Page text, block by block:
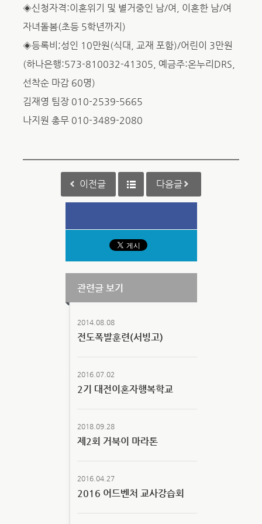
◈신청자격:이혼위기 및 별거중인 남/여, 이혼한 남/여
자녀돌봄(초등 5학년까지)
◈등록비;성인 10만원(식대, 교재 포함)/어린이 3만원
(하나은행:573-810032-41305, 예금주:온누리DRS,
선착순 마감 60명)
김재영 팀장 010-2539-5665
나지원 총무 010-3489-2080
이전글 다음글
관련글 보기
2014.08.08
전도폭발훈련(서빙고)
2016.07.02
2기 대전이혼자행복학교
2018.09.28
제2회 거북이 마라톤
2016.04.27
2016 어드벤처 교사강습회